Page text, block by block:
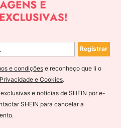
Registrar
e condiçõese reconheço que li o
e Cookies.
e notícias de SHEIN por e-
SHEIN para cancelar a